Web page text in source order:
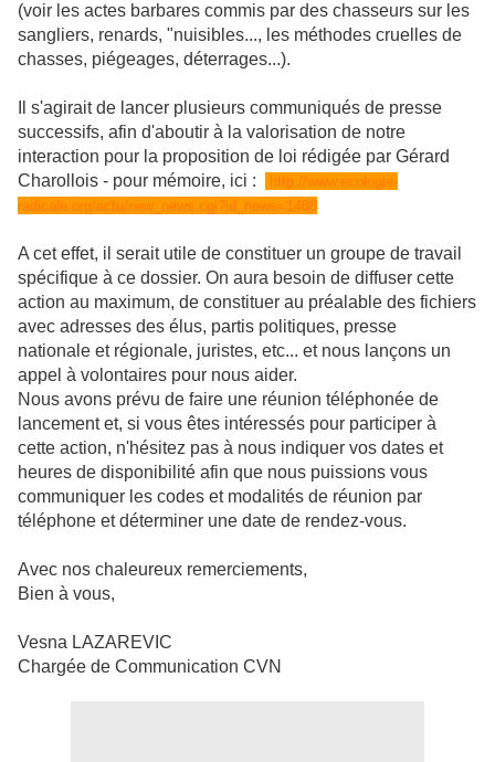
(voir les actes barbares commis par des chasseurs sur les
sangliers, renards, "nuisibles..., les méthodes cruelles de
chasses, piégeages, déterrages...).
Il s'agirait de lancer plusieurs communiqués de presse
successifs, afin d'aboutir à la valorisation de notre
interaction pour la proposition de loi rédigée par Gérard
Charollois - pour mémoire, ici :
http://www.ecologie-
radicale.org/actu/new_news.cgi?id_news=1488
A cet effet, il serait utile de constituer un groupe de travail
spécifique à ce dossier. On aura besoin de diffuser cette
action au maximum, de constituer au préalable des fichiers
avec adresses des élus, partis politiques, presse
nationale et régionale, juristes, etc... et nous lançons un
appel à volontaires pour nous aider.
Nous avons prévu de faire une réunion téléphonée de
lancement et, si vous êtes intéressés pour participer à
cette action, n'hésitez pas à nous indiquer vos dates et
heures de disponibilité afin que nous puissions vous
communiquer les codes et modalités de réunion par
téléphone et déterminer une date de rendez-vous.
Avec nos chaleureux remerciements,
Bien à vous,
Vesna LAZAREVIC
Chargée de Communication CVN